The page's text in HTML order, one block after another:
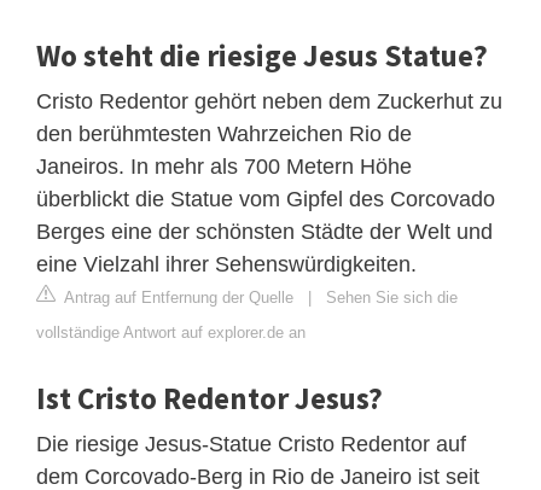
Wo steht die riesige Jesus Statue?
Cristo Redentor gehört neben dem Zuckerhut zu
den berühmtesten Wahrzeichen Rio de
Janeiros. In mehr als 700 Metern Höhe
überblickt die Statue vom Gipfel des Corcovado
Berges eine der schönsten Städte der Welt und
eine Vielzahl ihrer Sehenswürdigkeiten.
Antrag auf Entfernung der Quelle | Sehen Sie sich die
vollständige Antwort auf explorer.de an
Ist Cristo Redentor Jesus?
Die riesige Jesus-Statue Cristo Redentor auf
dem Corcovado-Berg in Rio de Janeiro ist seit